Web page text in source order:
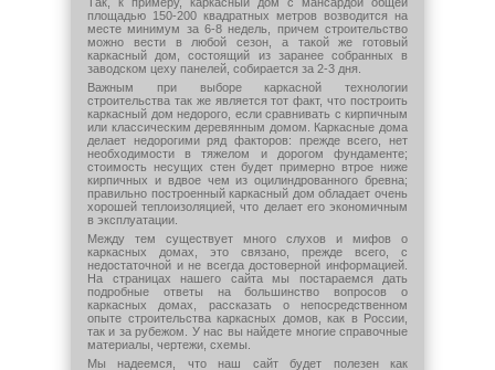
площадью 150-200 квадратных метров возводится на
месте минимум за 6-8 недель, причем строительство
можно вести в любой сезон, а такой же готовый
каркасный дом, состоящий из заранее собранных в
заводском цеху панелей, собирается за 2-3 дня.
Важным при выборе каркасной технологии
строительства так же является тот факт, что построить
каркасный дом недорого, если сравнивать с кирпичным
или классическим деревянным домом. Каркасные дома
делает недорогими ряд факторов: прежде всего, нет
необходимости в тяжелом и дорогом фундаменте;
стоимость несущих стен будет примерно втрое ниже
кирпичных и вдвое чем из оцилиндрованного бревна;
правильно построенный каркасный дом обладает очень
хорошей теплоизоляцией, что делает его экономичным
в эксплуатации.
Между тем существует много слухов и мифов о
каркасных домах, это связано, прежде всего, с
недостаточной и не всегда достоверной информацией.
На страницах нашего сайта мы постараемся дать
подробные ответы на большинство вопросов о
каркасных домах, рассказать о непосредственном
опыте строительства каркасных домов, как в России,
так и за рубежом. У нас вы найдете многие справочные
материалы, чертежи, схемы.
Мы надеемся, что наш сайт будет полезен как